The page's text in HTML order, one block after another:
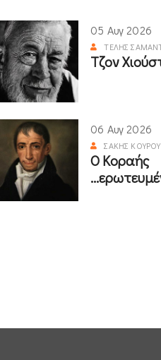
05 Αυγ 2026
ΤΈΛΗΣ
Τζον
06 Αυγ 2026
ΣΆΚΗΣ
Ο Κοραής